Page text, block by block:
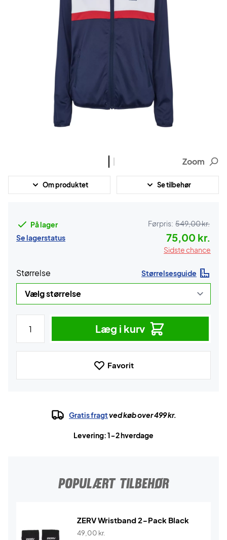
Zoom
Om produktet Se tilbehør
På lager
Se lagerstatus
Førpris: 549,00 kr.
75,00 kr.
Sidste chance
Størrelse Størrelsesguide
Læg i kurv
Favorit
Gratis fragtved køb over 499 kr.
Levering: 1-2 hverdage
POPULÆRT TILBEHØR
ZERV Wristband 2-Pack Black
49,00 kr.